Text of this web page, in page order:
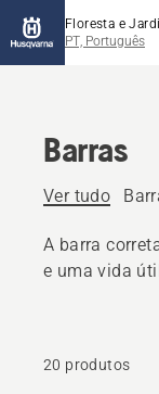
Floresta e
PT, Português
Barras
Ver tudo
A barra
e uma vida
20 produtos